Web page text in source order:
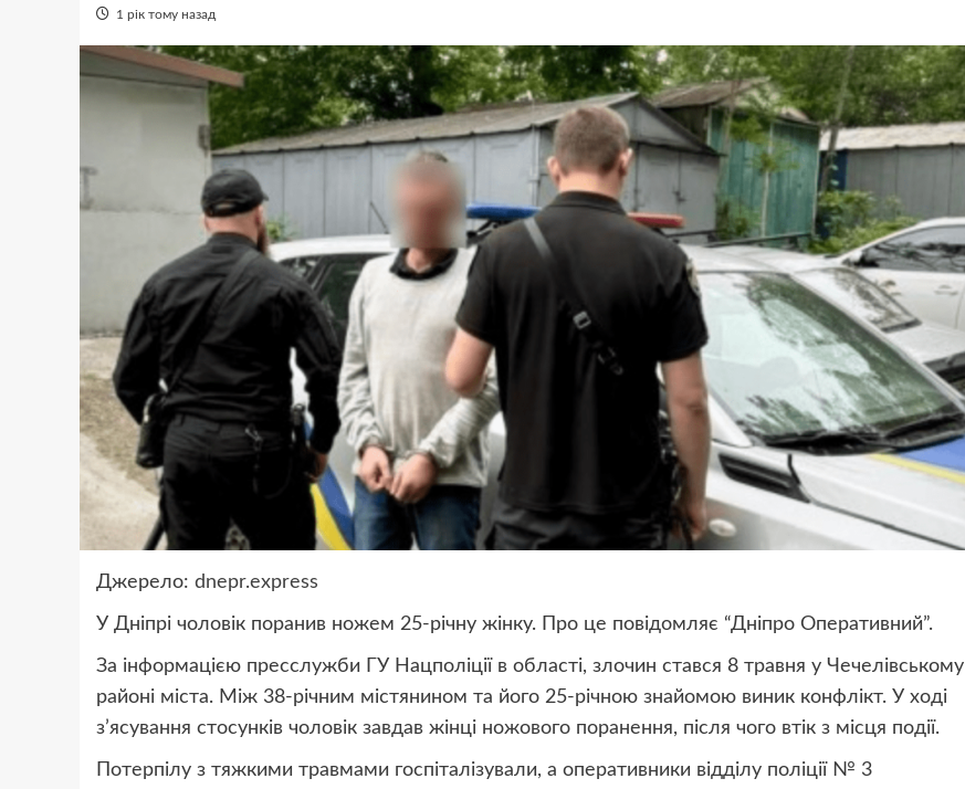
1 рік тому назад
Джерело: dnepr.express
У Дніпрі чоловік поранив ножем 25-річну жінку. Про це повідомляє “Дніпро Оперативний”.
За інформацією пресслужби ГУ Нацполіції в області, злочин стався 8 травня у Чечелівському
районі міста. Між 38-річним містянином та його 25-річною знайомою виник конфлікт. У ході
з’ясування стосунків чоловік завдав жінці ножового поранення, після чого втік з місця події.
Потерпілу з тяжкими травмами госпіталізували, а оперативники відділу поліції № 3